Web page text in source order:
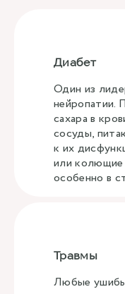
Диабет
Один из
нейропатии.
сахара в
сосуды,
к их
или
особенно в
Травмы
Любые